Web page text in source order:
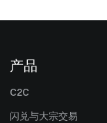
产品
C2C
闪兑与大宗交易